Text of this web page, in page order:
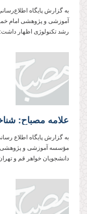
به گزارش پایگاه
آموزشی و پژوهشی امام
رشد تکنولوژی اظهار
به گزارش پایگاه اطلاع
مؤسسه آموزشی و پژوهشی
دانشجویان خواهر قم و